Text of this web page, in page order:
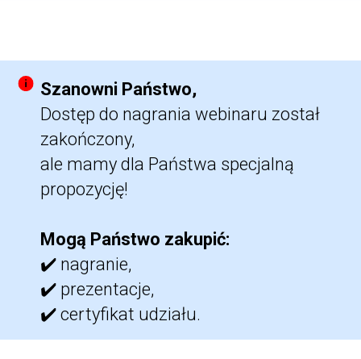
Szanowni Państwo,
Dostęp do nagrania webinaru został
zakończony,
ale mamy dla Państwa specjalną
propozycję!
Mogą Państwo zakupić:
✔️ nagranie,
✔️ prezentacje,
✔️ certyfikat udziału.